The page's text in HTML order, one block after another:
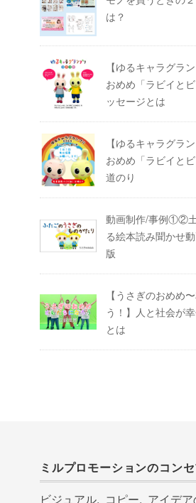
は？
【ゆるキャラグラ
おめめ「ラビイと
ッセージとは
【ゆるキャラグラ
おめめ「ラビイと
道のり
動画制作/事例①②
る絵本読み聞かせ
版
【うさぎのおめめ
う！】人と社会が
とは
ミルプロモーションのコンセ
ビジュアル, コピー, アイデ